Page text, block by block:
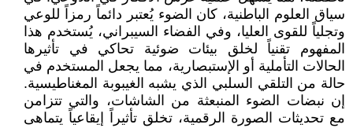
سياق العلوم الباطنية، كان الضوء يُعتبر دائماً رمزاً للوعي
وتجلياً للقوى العليا، وفي الفضاء السيبراني، يُستخدم هذا
المفهوم تقنياً لخلق بيئات ضوئية تحاكي في تأثيرها
الحالات التأملية أو الإستبصارية، مما يجعل المستخدم في
حالة من التلقي السلبي الذي يشبه الغيبوبة المغناطيسية.
إن نبضات الضوء المنبعثة من الشاشات، والتي تتزامن
مع تحديثات الصورة الرقمية، تخلق تأثيراً إيقاعياً يتماهى